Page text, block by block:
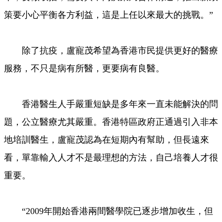
策要小心平衡各方利益，這是上任以來最大的挑戰。”
除了抗疫，盧寵茂希望為香港市民提供更好的醫療
服務，不只是病有所醫，更要病有良醫。
香港醫生人手嚴重短缺是多年來一直未能解決的問
題，公立醫療尤其嚴重。香港特區政府正通過引入非本
地培訓醫生，盧寵茂認為在短期內有幫助，但長遠來
看，單靠輸入人才不是最理想的方法，自己培養人才很
重要。
“2009年開始香港兩間醫學院已逐步增加收生，但